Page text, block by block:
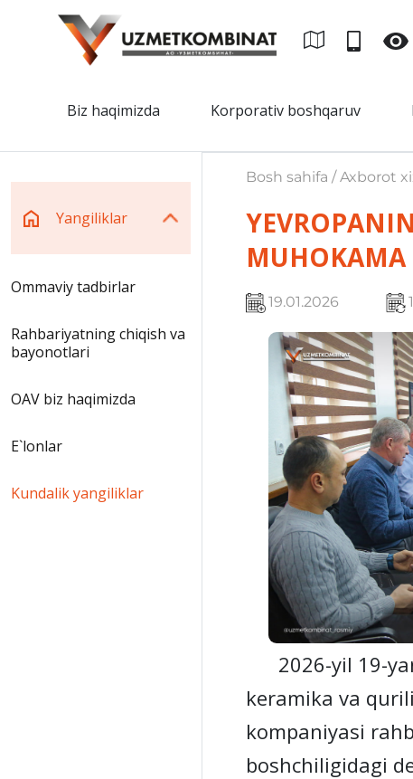
Biz haqimizda Korporativ boshqaruv
Yangiliklar
Ommaviy tadbirlar
Rahbariyatning chiqish va
bayonotlari
OAV biz haqimizda
E`lonlar
Kundalik yangiliklar
Bosh sahifa / Axborot
19.01.2026
2026-yil 19-
keramika va
kompaniyasi
boshchiligidagi